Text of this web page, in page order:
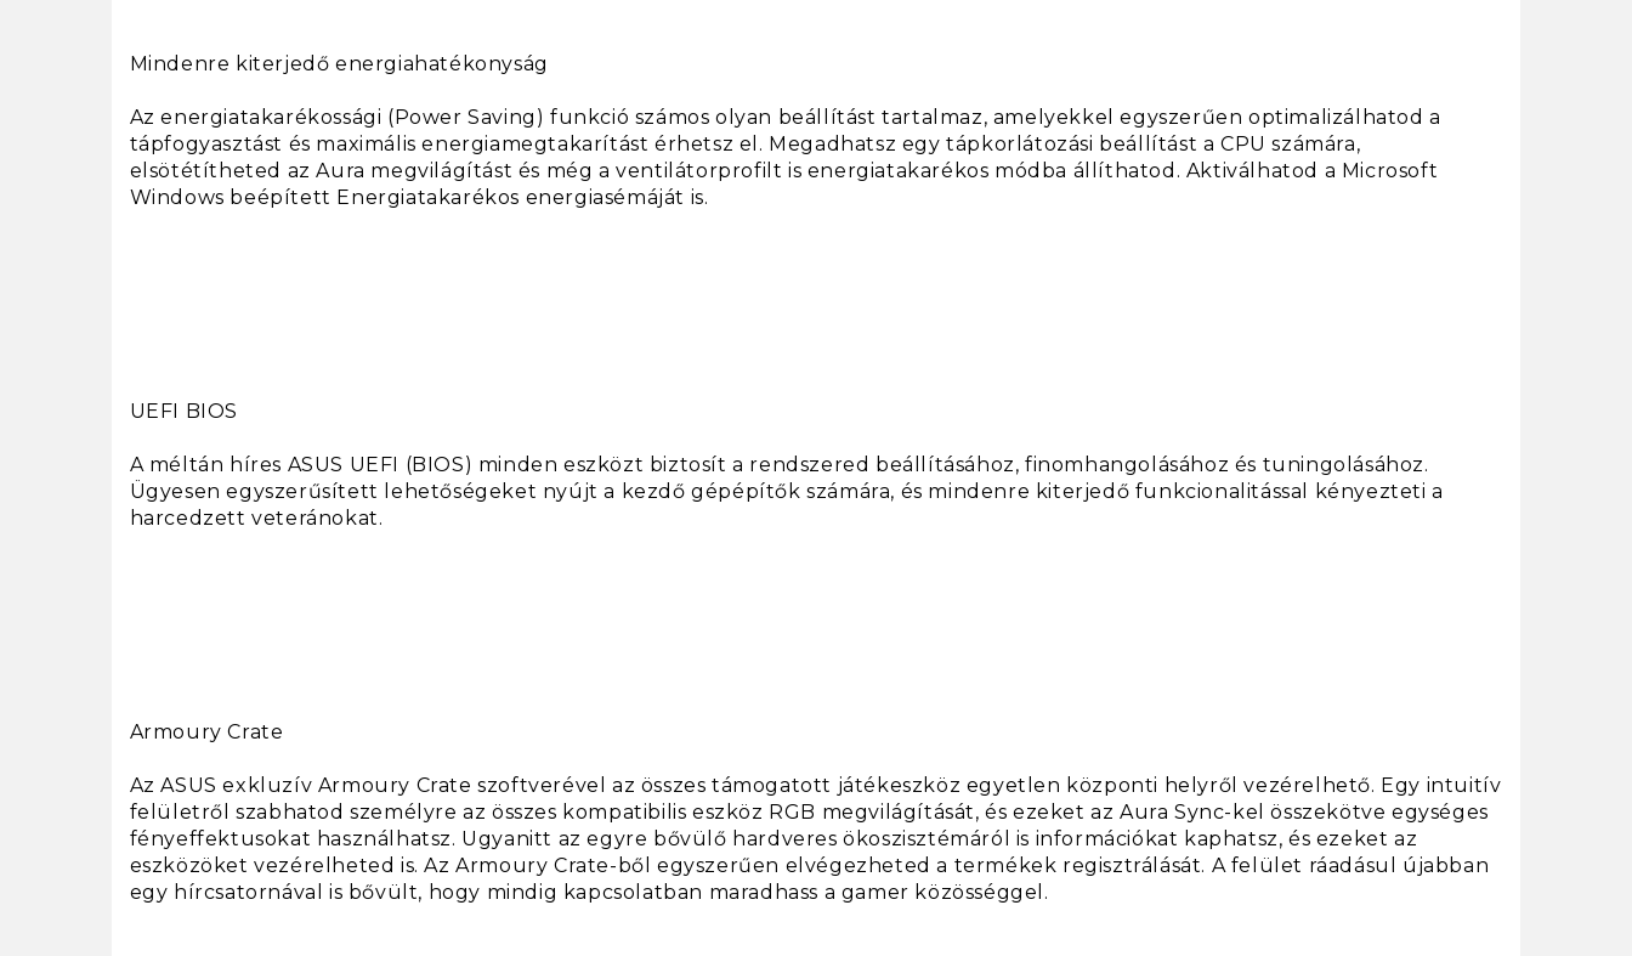
Mindenre kiterjedő energiahatékonyság
Az energiatakarékossági (Power Saving) funkció számos olyan beállítást tartalmaz, amelyekkel egyszerűen optimalizálhatod a
tápfogyasztást és maximális energiamegtakarítást érhetsz el. Megadhatsz egy tápkorlátozási beállítást a CPU számára,
elsötétítheted az Aura megvilágítást és még a ventilátorprofilt is energiatakarékos módba állíthatod. Aktiválhatod a Microsoft
Windows beépített Energiatakarékos energiasémáját is.
UEFI BIOS
A méltán híres ASUS UEFI (BIOS) minden eszközt biztosít a rendszered beállításához, finomhangolásához és tuningolásához.
Ügyesen egyszerűsített lehetőségeket nyújt a kezdő gépépítők számára, és mindenre kiterjedő funkcionalitással kényezteti a
harcedzett veteránokat.
Armoury Crate
Az ASUS exkluzív Armoury Crate szoftverével az összes támogatott játékeszköz egyetlen központi helyről vezérelhető. Egy intuitív
felületről szabhatod személyre az összes kompatibilis eszköz RGB megvilágítását, és ezeket az Aura Sync-kel összekötve egységes
fényeffektusokat használhatsz. Ugyanitt az egyre bővülő hardveres ökoszisztémáról is információkat kaphatsz, és ezeket az
eszközöket vezérelheted is. Az Armoury Crate-ből egyszerűen elvégezheted a termékek regisztrálását. A felület ráadásul újabban
egy hírcsatornával is bővült, hogy mindig kapcsolatban maradhass a gamer közösséggel.